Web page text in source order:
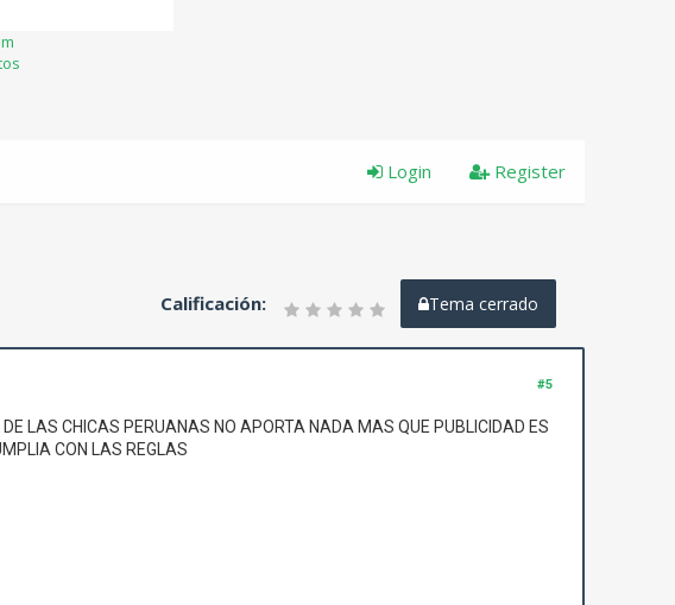
Register
Login
Tema cerrado
Calificación:
#5
LAS CHICAS PERUANAS NO APORTA NADA MAS QUE PUBLICIDAD ES
CON LAS REGLAS